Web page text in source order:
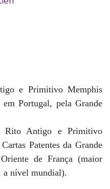
e Primitivo Memphis
Portugal, pela Grande
Rito Antigo e Primitivo
Patentes da Grande
de França (maior
a nível mundial).